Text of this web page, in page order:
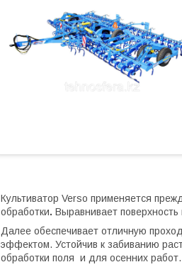
Культиватор Verso применяется
обработки. Выравнивает
Далее обеспечивает отличную
эффектом. Устойчив к забиванию
обработки поля и для осенних